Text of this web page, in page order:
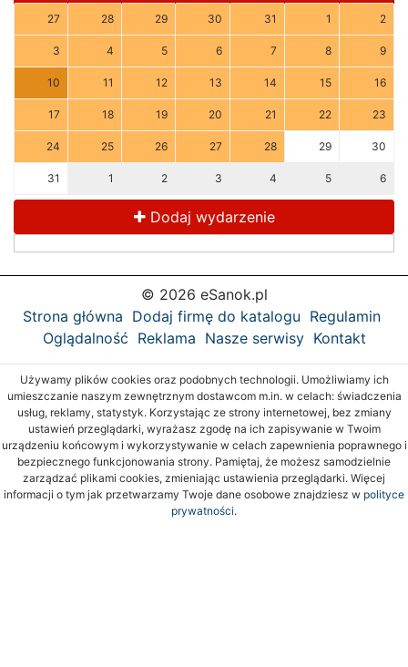
27 28 29 30 31 1 2
3 4 5 6 7 8 9
10 11 12 13 14 15 16
17 18 19 20 21 22 23
24 25 26 27 28 29 30
31 1 2 3 4 5 6
Dodaj wydarzenie
© 2026 eSanok.pl
Strona główna Dodaj firmę do katalogu Regulamin
Oglądalność Reklama Nasze serwisy Kontakt
Używamy plików cookies oraz podobnych technologii. Umożliwiamy ich
umieszczanie naszym zewnętrznym dostawcom m.in. w celach: świadczenia
usług, reklamy, statystyk. Korzystając ze strony internetowej, bez zmiany
ustawień przeglądarki, wyrażasz zgodę na ich zapisywanie w Twoim
urządzeniu końcowym i wykorzystywanie w celach zapewnienia poprawnego i
bezpiecznego funkcjonowania strony. Pamiętaj, że możesz samodzielnie
zarządzać plikami cookies, zmieniając ustawienia przeglądarki. Więcej
informacji o tym jak przetwarzamy Twoje dane osobowe znajdziesz w polityce
prywatności.